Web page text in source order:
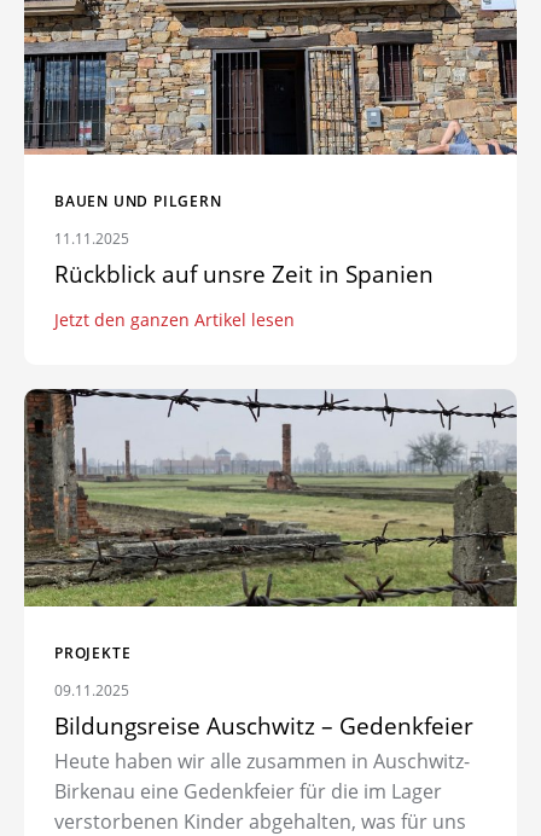
BAUEN UND PILGERN
11.11.2025
Rückblick auf unsre Zeit in Spanien
Jetzt den ganzen Artikel lesen
Zum Artikel: Bildungsreise Auschwitz – Gedenkfeier
PROJEKTE
09.11.2025
Bildungsreise Auschwitz – Gedenkfeier
Heute haben wir alle zusammen in Auschwitz-
Birkenau eine Gedenkfeier für die im Lager
verstorbenen Kinder abgehalten, was für uns